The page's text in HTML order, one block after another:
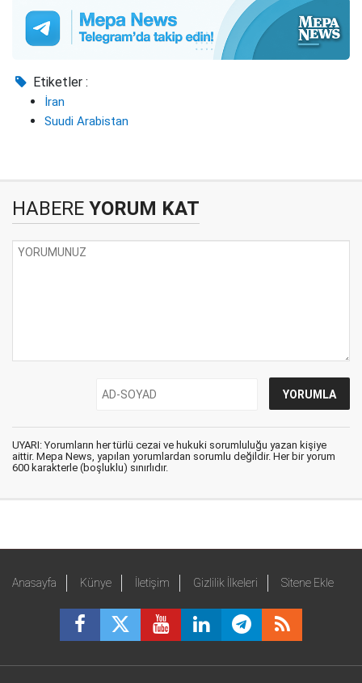
Etiketler :
İran
Suudi Arabistan
HABERE YORUM KAT
UYARI: Yorumların her türlü cezai ve hukuki sorumluluğu yazan kişiye
aittir. Mepa News, yapılan yorumlardan sorumlu değildir. Her bir yorum
600 karakterle (boşluklu) sınırlıdır.
Anasayfa Künye İletişim Gizlilik İlkeleri Sitene Ekle